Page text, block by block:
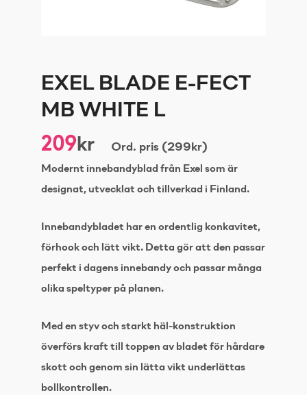
EXEL BLADE E-FECT
MB WHITE L
209kr Ord. pris (299kr)
Modernt innebandyblad från Exel som är
designat, utvecklat och tillverkad i Finland.
Innebandybladet har en ordentlig konkavitet,
förhook och lätt vikt. Detta gör att den passar
perfekt i dagens innebandy och passar många
olika speltyper på planen.
Med en styv och starkt häl-konstruktion
överförs kraft till toppen av bladet för hårdare
skott och genom sin lätta vikt underlättas
bollkontrollen.